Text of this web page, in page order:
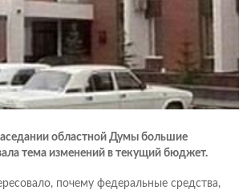
областной Думы большие
тема изменений в текущий бюджет.
почему федеральные средства,